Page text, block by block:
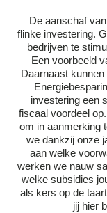
De aanschaf
flinke investering.
bedrijven te
Een voorbeeld
Daarnaast
investering een
fiscaal voordeel
om in aanmerking
we dankzij onze
aan welke
werken we nauw
welke subsidies
als kers op de
jij hier